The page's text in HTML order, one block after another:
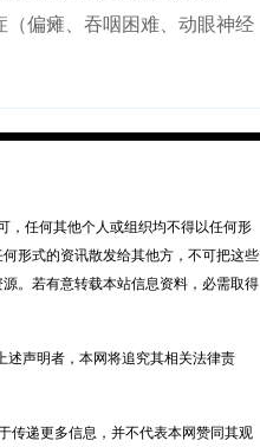
偏瘫、吞咽困难、动眼神经
，任何其他个人或组织均不得以任何形
形式的资讯散发给其他方，不可把这些
。若有意转载本站信息资料，必需取得
述声明者，本网将追究其相关法律责
传递更多信息，并不代表本网赞同其观